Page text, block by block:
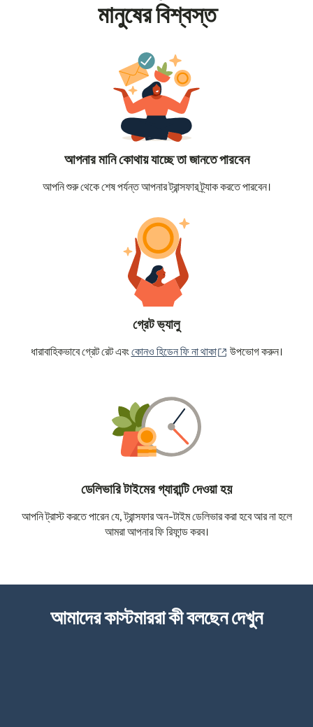
মানুষের বিশ্বস্ত
আপনার মানি কোথায় যাচ্ছে তা জানতে পারবেন
আপনি শুরু থেকে শেষ পর্যন্ত আপনার ট্রান্সফার ট্র্যাক করতে পারবেন।
গ্রেট ভ্যালু
ধারাবাহিকভাবে গ্রেট রেট এবংকোনও হিডেন ফি না থাকা (নতুন উইন্ডোতে খুলবে)
উপভোগ করুন।
ডেলিভারি টাইমের গ্যারান্টি দেওয়া হয়
আপনি ট্রাস্ট করতে পারেন যে, ট্রান্সফার অন-টাইম ডেলিভার করা হবে আর না হলে
আমরা আপনার ফি রিফান্ড করব।
আমাদের কাস্টমাররা কী বলছেন দেখুন